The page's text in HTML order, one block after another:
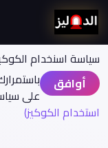
سياسة اسنخدام
أوافق
على
استخدام الكوكيز)